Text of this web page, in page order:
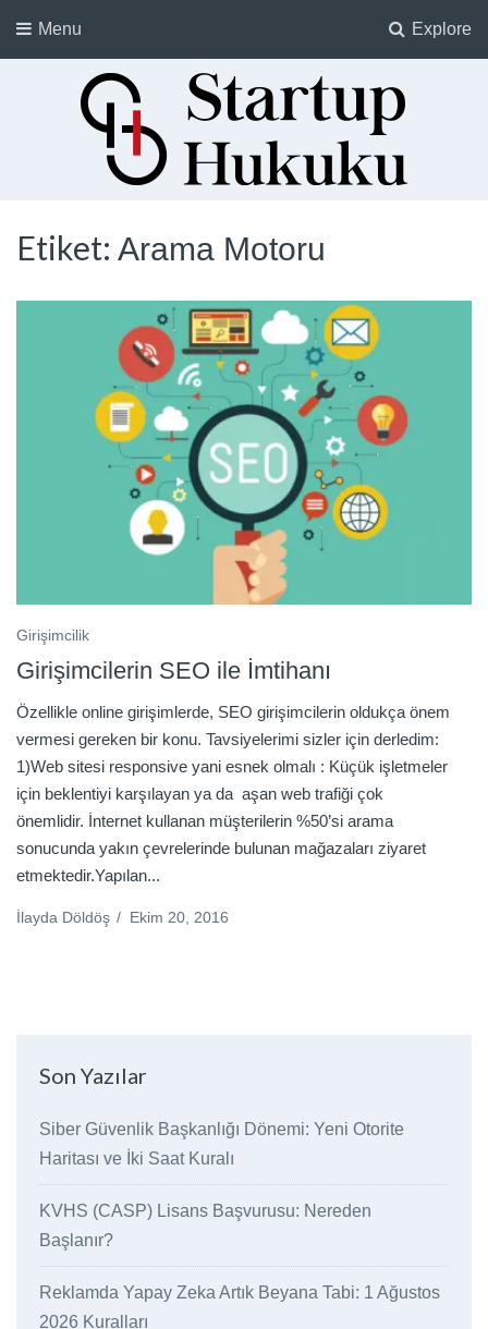
Explore
Menu
Etiket: Arama Motoru
Girişimcilik
Girişimcilerin SEO ile İmtihanı
Özellikle online girişimlerde, SEO girişimcilerin oldukça önem
vermesi gereken bir konu. Tavsiyelerimi sizler için derledim:
1)Web sitesi responsive yani esnek olmalı : Küçük işletmeler
için beklentiyi karşılayan ya da aşan web trafiği çok
önemlidir. İnternet kullanan müşterilerin %50’si arama
sonucunda yakın çevrelerinde bulunan mağazaları ziyaret
etmektedir.Yapılan...
İlayda Döldöş / Ekim 20, 2016
Son Yazılar
Siber Güvenlik Başkanlığı Dönemi: Yeni Otorite
Haritası ve İki Saat Kuralı
KVHS (CASP) Lisans Başvurusu: Nereden
Başlanır?
Reklamda Yapay Zeka Artık Beyana Tabi: 1 Ağustos
2026 Kuralları